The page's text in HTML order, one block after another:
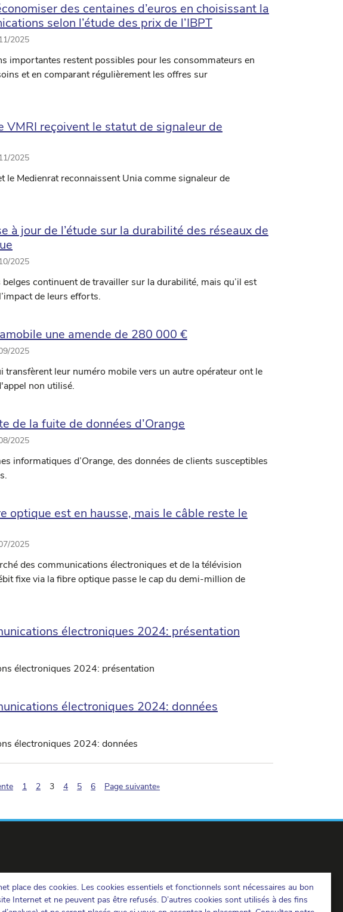
place des cookies. Les cookies essentiels et fonctionnels sont nécessaires au bon
Internet et ne peuvent pas être refusés. D’autres cookies sont utilisés à des fins
des centaines d’euros en choisissant la
selon l’étude des prix de l’IBPT
2025
importantes restent possibles pour les consommateurs en
et en comparant régulièrement les offres sur
VMRI reçoivent le statut de signaleur de
2025
le Medienrat reconnaissent Unia comme signaleur de
à jour de l’étude sur la durabilité des réseaux de
2025
continuent de travailler sur la durabilité, mais qu’il est
de leurs efforts.
une amende de 280 000 €
2025
transfèrent leur numéro mobile vers un autre opérateur ont le
non utilisé.
de la fuite de données d’Orange
2025
informatiques d’Orange, des données de clients susceptibles
optique est en hausse, mais le câble reste le
2025
des communications électroniques et de la télévision
fixe via la fibre optique passe le cap du demi-million de
électroniques 2024: présentation
électroniques 2024: présentation
électroniques 2024: données
électroniques 2024: données
1 2 3(pagination.current)
4 5 6 Page suivante»
IBPT sur LinkedIn
IBPT sur Facebook
IBPT sur Youtube